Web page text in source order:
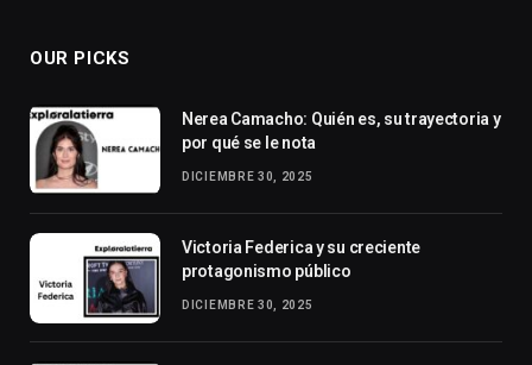
OUR PICKS
Nerea Camacho: Quién es, su trayectoria y
por qué se le nota
DICIEMBRE 30, 2025
Victoria Federica y su creciente
protagonismo público
DICIEMBRE 30, 2025